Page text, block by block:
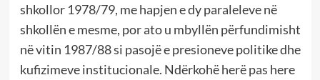
shkollor 1978/79, me hapjen e dy paraleleve në
shkollën e mesme, por ato u mbyllën përfundimisht
në vitin 1987/88 si pasojë e presioneve politike dhe
kufizimeve institucionale. Ndërkohë herë pas here